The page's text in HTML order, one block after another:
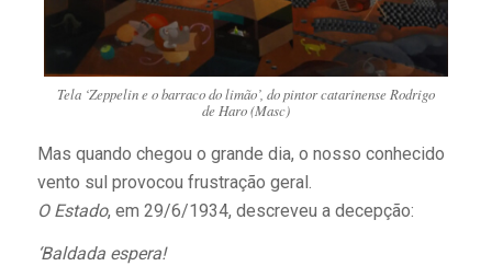
Tela ‘Zeppelin e o barraco do limão’, do pintor catarinense Rodrigo
de Haro (Masc)
Mas quando chegou o grande dia, o nosso conhecido
vento sul provocou frustração geral.
O Estado, em 29/6/1934, descreveu a decepção:
‘Baldada espera!